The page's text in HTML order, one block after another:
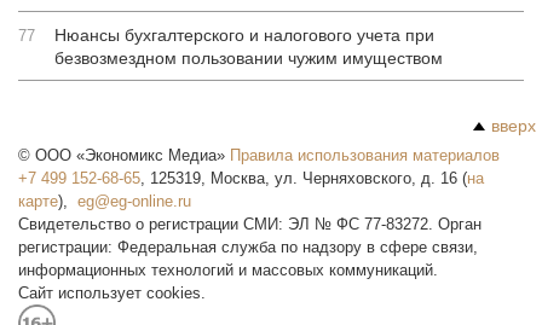
77
Нюансы бухгалтерского и налогового учета при
безвозмездном пользовании чужим имуществом
вверх
© ООО «Экономикс Медиа» Правила использования материалов
+7 499 152-68-65 125319 Москва ул. Черняховского, д. 16 (на
карте),
Свидетельство о регистрации СМИ: ЭЛ № ФС 77-83272. Орган
регистрации: Федеральная служба по надзору в сфере связи,
информационных технологий и массовых коммуникаций.
Сайт использует cookies.